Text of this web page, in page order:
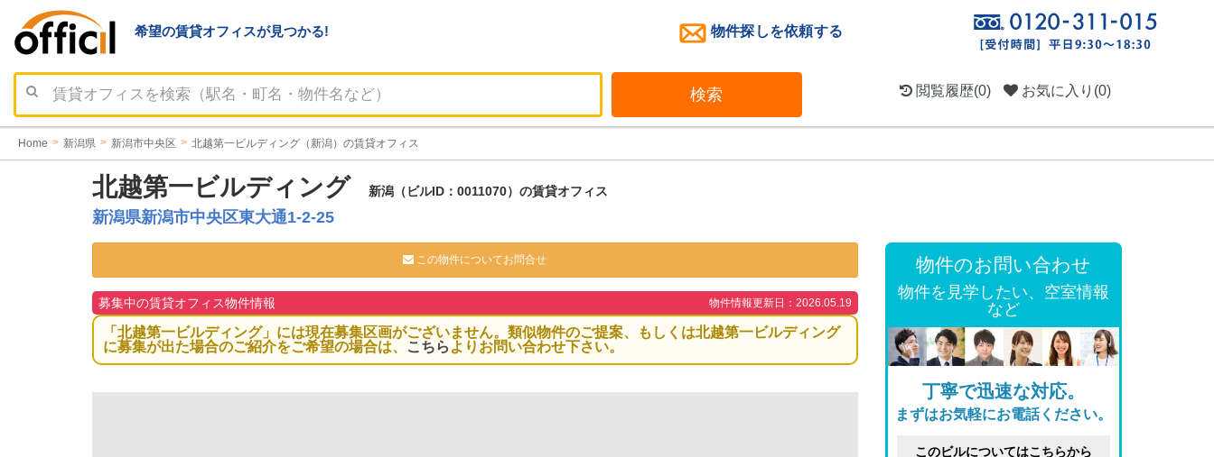
希望の賃貸オフィスが見つかる! 物件探しを依頼する
検索 閲覧履歴(0) お気に入り (0)
Home 新潟県 新潟市中央区 北越第一ビルディング（新潟）の賃貸オフィス
北越第一ビルディング 新潟（ビルID：0011070）の賃貸オフィス
新潟県新潟市中央区東大通1-2-25
この物件についてお問合せ
募集中の賃貸オフィス物件情報 物件情報更新日：2026.05.19
「北越第一ビルディング」には現在募集区画がございません。類似物件のご提案、もしくは北越第一ビルディング
に募集が出た場合のご紹介をご希望の場合は、
こちら よりお問い合わせ下さい。
物件のお問い合わせ
物件を見学したい、空室情報
など
丁寧で迅速な対応。
まずはお気軽にお電話ください。
このビルについてはこちらから